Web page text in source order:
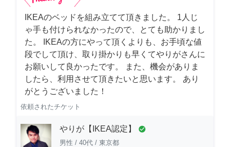
IKEAのベッドを組み立てて頂きました。 1人じ
ゃ手も付けられなかったので、とても助かりまし
た。 IKEAの方にやって頂くよりも、お手頃な値
段でして頂け、取り掛かりも早くてやりがさんに
お願いして良かったです。 また、機会がありま
したら、利用させて頂きたいと思います。 あり
がとうございました！
依頼されたチケット
やりが【IKEA認定】 check_circle
男性 / 40代 / 東京都